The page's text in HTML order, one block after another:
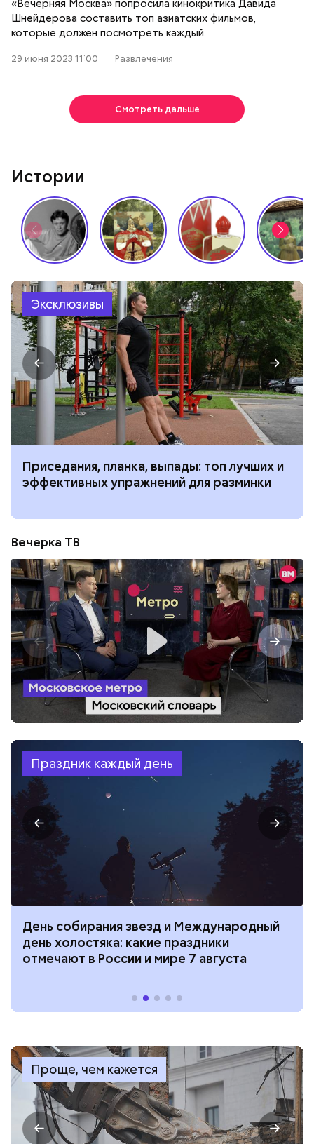
«Вечерняя Москва» попросила кинокритика Давида
Шнейдерова составить топ азиатских фильмов,
которые должен посмотреть каждый.
29 июня 2023 11:00 Развлечения
Смотреть дальше
Истории
Эксклюзивы
Приседания, планка, выпады: топ лучших и
эффективных упражнений для разминки
Вечерка ТВ
Праздник каждый день
День собирания звезд и Международный
день холостяка: какие праздники
отмечают в России и мире 7 августа
Проще, чем кажется